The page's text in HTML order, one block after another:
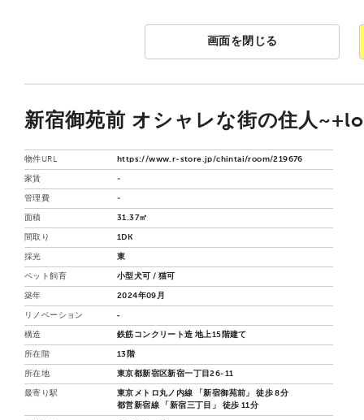
画面を閉じる
新宿御苑前 オシャレな街の住人
物件URL https://www.r-store.jp/chintai/room/219676
家賃 -
管理費 -
面積 31.37㎡
間取り 1DK
採光 東
ペット飼育 小型犬可 / 猫可
築年 2024年09月
リノベーション ‐
構造 鉄筋コンクリート造 地上15階建て
所在階 13階
所在地 東京都新宿区新宿一丁目26-11
最寄り駅
東京メトロ丸ノ内線 「新宿御苑前」 徒歩 8分
都営新宿線 「新宿三丁目」 徒歩 11分